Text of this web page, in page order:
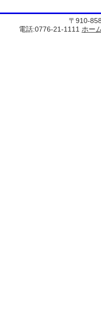
〒910-
電話:0776-21-1111 ホー